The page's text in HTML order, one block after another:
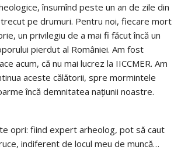
însumînd peste un an de zile din
pe drumuri. Pentru noi, fiecare mort
un privilegiu de a mai fi făcut încă un
pierdut al României. Am fost
acum, că nu mai lucrez la IICCMER. Am
aceste călătorii, spre mormintele
încă demnitatea națiunii noastre.
opri: fiind expert arheolog, pot să caut
indiferent de locul meu de muncă…